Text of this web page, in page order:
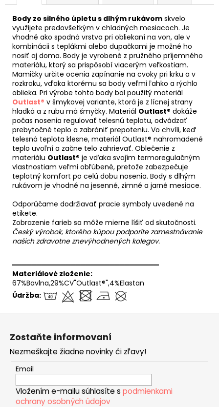
Body zo silného úpletu s dlhým rukávom skvelo
využijete predovšetkým v chladných mesiacoch. Je
vhodné ako spodná vrstva pri obliekaní na von, ale v
kombinácii s teplákmi alebo dupačkami je možné ho
nosiť aj doma. Body je vyrobené z pružného príjemného
materiálu, ktorý sa prispôsobí viacerým veľkostiam.
Mamičky určite ocenia zapínanie na cvoky pri krku a v
rozkroku, vďaka ktorému sa body veľmi ľahko a rýchlo
oblieka. Pri výrobe tohto body bol použitý materiál
Outlast® v šmykovej variante, ktorá je z lícnej strany
hladká a z rubu má šmyčky. Materiál Outlast® dokáže
počas nosenia regulovať telesnú teplotu, odvádzať
prebytočné teplo a zabrániť prepoteniu. Vo chvíli, keď
telesná teplota klesne, materiál Outlast® nahromadené
teplo uvoľní a začne telo zahrievať. Oblečenie z
materiálu Outlast® je vďaka svojím termoregulačným
vlastnostiam veľmi obľúbené, pretože zabezpečuje
teplotný komfort po celú dobu nosenia. Body s dlhým
rukávom je vhodné na jesenné, zimné a jarné mesiace.
Odporúčame dodržiavať pracie symboly uvedené na
etikete.
Zobrazenie farieb sa môže mierne líšiť od skutočnosti.
Český výrobok, ktorého kúpou podporíte zamestnávanie
našich zdravotne znevýhodnených kolegov.
══════════════════════════════
Materiálové zloženie:
67%Bavlna,29%CV"Outlast®",4%Elastan
Údržba:
Zostaňte informovaní
Nezmeškajte žiadne novinky či zľavy!
Email
Vložením e-mailu súhlasíte s podmienkami
ochrany osobných údajov